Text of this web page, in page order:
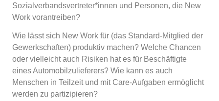
Sozialverbandsvertreter*innen und Personen, die New
Work vorantreiben?
Wie lässt sich New Work für (das Standard-Mitglied der
Gewerkschaften) produktiv machen? Welche Chancen
oder vielleicht auch Risiken hat es für Beschäftigte
eines Automobilzulieferers? Wie kann es auch
Menschen in Teilzeit und mit Care-Aufgaben ermöglicht
werden zu partizipieren?